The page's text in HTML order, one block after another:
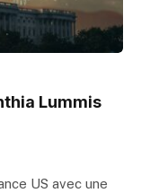
Lummis
US avec une